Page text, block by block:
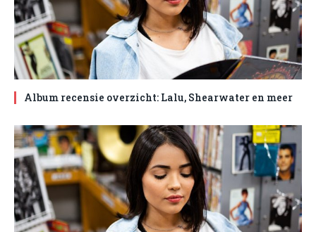
Album recensie overzicht: Lalu, Shearwater en meer